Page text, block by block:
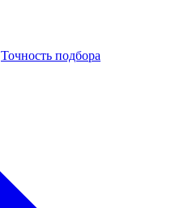
Точность подбора